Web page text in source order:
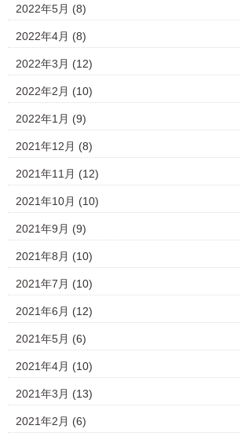
2022年5月 (8)
2022年4月 (8)
2022年3月 (12)
2022年2月 (10)
2022年1月 (9)
2021年12月 (8)
2021年11月 (12)
2021年10月 (10)
2021年9月 (9)
2021年8月 (10)
2021年7月 (10)
2021年6月 (12)
2021年5月 (6)
2021年4月 (10)
2021年3月 (13)
2021年2月 (6)